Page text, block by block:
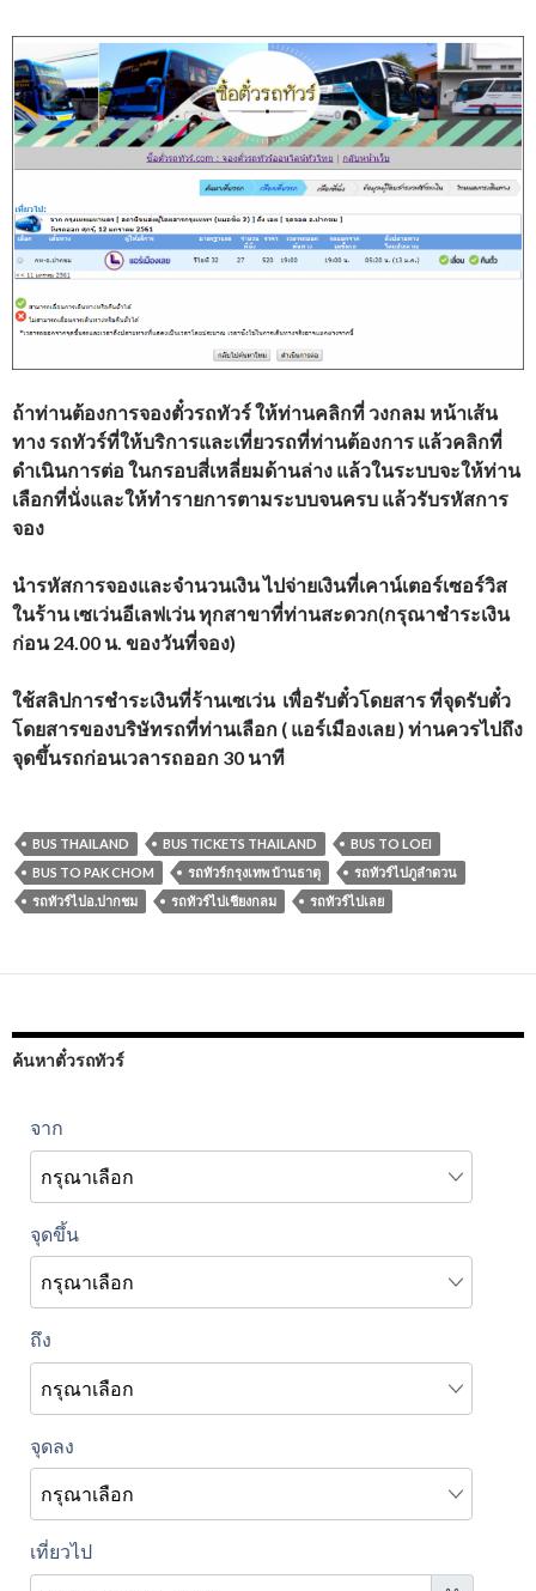
ถ้าท่านต้องการจองตั๋วรถทัวร์ ให้ท่านคลิกที่ วงกลม หน้าเส้น
ทาง รถทัวร์ที่ให้บริการและเที่ยวรถที่ท่านต้องการ แล้วคลิกที่
ดำเนินการต่อ ในกรอบสี่เหลี่ยมด้านล่าง แล้วในระบบจะให้ท่าน
เลือกที่นั่งและให้ทำรายการตามระบบจนครบ แล้วรับรหัสการ
จอง
นำรหัสการจองและจำนวนเงิน ไปจ่ายเงินที่เคาน์เตอร์เซอร์วิส
ในร้าน เซเว่นอีเลฟเว่น ทุกสาขาที่ท่านสะดวก(กรุณาชำระเงิน
ก่อน 24.00 น. ของวันที่จอง)
ใช้สลิปการชำระเงินที่ร้านเซเว่น เพื่อรับตั๋วโดยสาร ที่จุดรับตั๋ว
โดยสารของบริษัทรถที่ท่านเลือก ( แอร์เมืองเลย ) ท่านควรไปถึง
จุดขึ้นรถก่อนเวลารถออก 30 นาที
BUS THAILAND BUS TICKETS THAILAND
BUS TO LOEI
BUS TO PAK CHOM
รถทัวร์กรุงเทพ บ้านธาตุ
รถทัวร์ไปภูลำดวน
รถทัวร์ไปอ.ปากชม
รถทัวร์ไปเชียงกลม รถทัวร์ไปเลย
ค้นหาตั๋วรถทัวร์